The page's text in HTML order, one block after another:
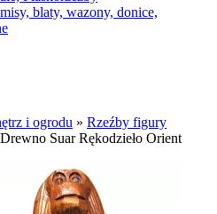
blaty, wazony, donice,
i ogrodu » Rzeźby figury
Suar Rękodzieło Orient